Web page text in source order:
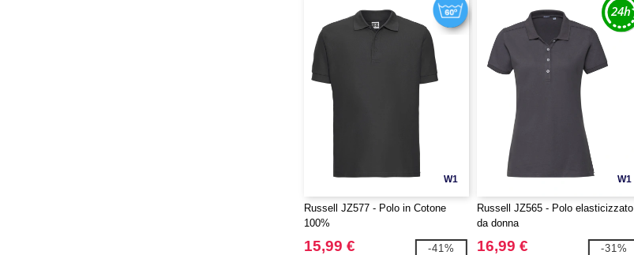
W1
Russell JZ577 - Polo in Cotone
100%
15,99 € -41%
W1
Russell JZ565 - Polo elasticizzato
da donna
16,99 € -31%